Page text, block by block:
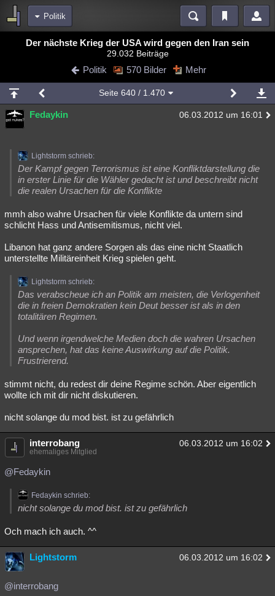
Politik
Bereiche
Diskussionen Blogs Videos
Chat Wiki Neuigkeiten
meine Rubriken
Menschen Wissenschaft Mystery Kriminalfälle
Natur Umfragen Unterhaltung
weitere Rubriken
Astronomie Helpdesk Gruppen Gaming
Musik Clash Verbesserungen Allmystery English
Besucht
Lesenswert Schlüsselwörter
Der nächste Krieg der USA wird gegen den Iran sein
29.032 Beiträge
Politik 570 Bilder Mehr
Seite 640/ 1.470
Fedaykin 06.03.2012 um 16:01
Lightstorm schrieb:
Der Kampf gegen Terrorismus ist eine Konfliktdarstellung die
in erster Linie für die Wähler gedacht ist und beschreibt nicht
die realen Ursachen für die Konflikte
mmh also wahre Ursachen für viele Konflikte da untern sind
schlicht Hass und Antisemitismus, nicht viel.
Libanon hat ganz andere Sorgen als das eine nicht Staatlich
unterstellte Militäreinheit Krieg spielen geht.
Lightstorm schrieb:
Das verabscheue ich an Politik am meisten, die Verlogenheit
die in freien Demokratien kein Deut besser ist als in den
totalitären Regimen.
Und wenn irgendwelche Medien doch die wahren Ursachen
ansprechen, hat das keine Auswirkung auf die Politik.
Frustrierend.
stimmt nicht, du redest dir deine Regime schön. Aber eigentlich
wollte ich mit dir nicht diskutieren.
nicht solange du mod bist. ist zu gefährlich
interrobang 06.03.2012 um 16:02
ehemaliges Mitglied
@Fedaykin
Fedaykin schrieb:
nicht solange du mod bist. ist zu gefährlich
Och mach ich auch. ^^
Lightstorm 06.03.2012 um 16:02
@interrobang